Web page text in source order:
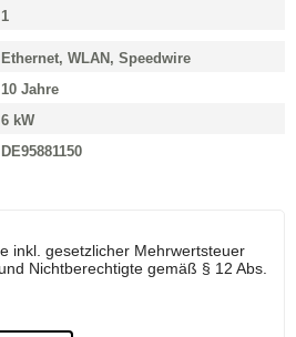
1
Ethernet, WLAN, Speedwire
10 Jahre
6 kW
DE95881150
inkl. gesetzlicher Mehrwertsteuer
Nichtberechtigte gemäß § 12 Abs.